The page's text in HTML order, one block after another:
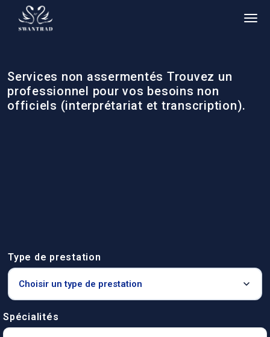
Services non assermentés Trouvez un
professionnel pour vos besoins non
officiels (interprétariat et transcription).
Type de prestation
Spécialités